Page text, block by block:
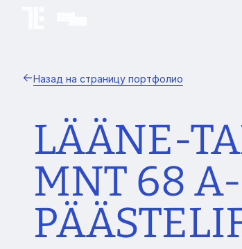
Назад на страницу портфолио
LÄÄNE-
MNT 68